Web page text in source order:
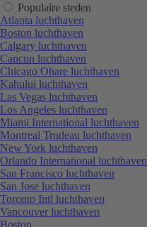
Populaire steden
Atlanta luchthaven
Boston luchthaven
Calgary luchthaven
Cancun luchthaven
Chicago Ohare luchthaven
Kahului luchthaven
Las Vegas luchthaven
Los Angeles luchthaven
Miami International luchthaven
Montreal Trudeau luchthaven
New York luchthaven
Orlando International luchthaven
San Francisco luchthaven
San Jose luchthaven
Toronto Intl luchthaven
Vancouver luchthaven
Boston